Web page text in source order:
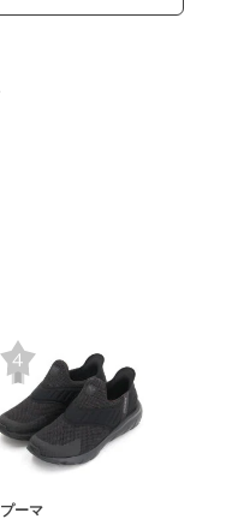
プーマ